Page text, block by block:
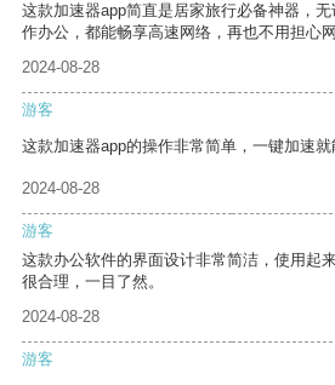
这款加速器app简直是居家旅行必备神器，
作办公，都能畅享高速网络，再也不用担心网
2024-08-28
游客
这款加速器app的操作非常简单，一键加速就
2024-08-28
游客
这款办公软件的界面设计非常简洁，使用起
很合理，一目了然。
2024-08-28
游客